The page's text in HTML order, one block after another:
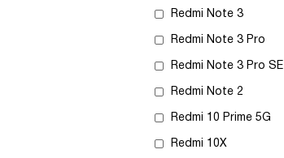
Redmi Note 3
Redmi Note 3 Pro
Redmi Note 3 Pro SE
Redmi Note 2
Redmi 10 Prime 5G
Redmi 10X